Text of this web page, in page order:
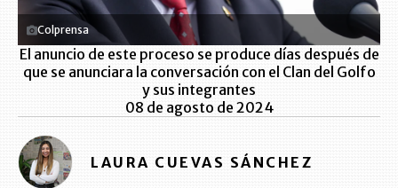
Colprensa
El anuncio de este proceso se produce días después de
que se anunciara la conversación con el Clan del Golfo
y sus integrantes
08 de agosto de 2024
LAURA CUEVAS SÁNCHEZ